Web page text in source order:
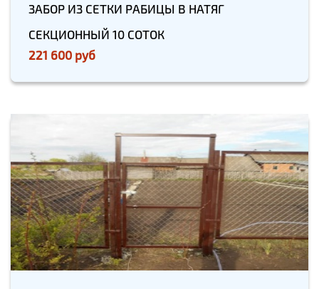
ЗАБОР ИЗ СЕТКИ РАБИЦЫ В НАТЯГ
СЕКЦИОННЫЙ 10 СОТОК
221 600 руб